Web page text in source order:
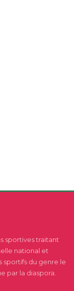
sportives traitant
national et
sportifs du genre le
par la diaspora.